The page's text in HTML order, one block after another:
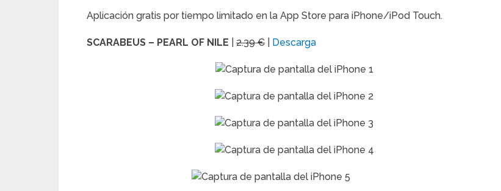
Aplicación gratis por tiempo limitado en la App Store para iPhone/iPod Touch.
SCARABEUS – PEARL OF NILE 2.39 € Descarga